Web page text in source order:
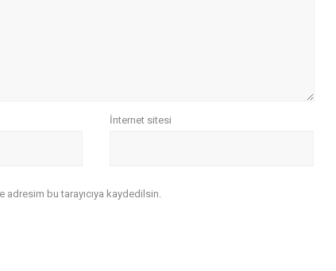
İnternet sitesi
adresim bu tarayıcıya kaydedilsin.